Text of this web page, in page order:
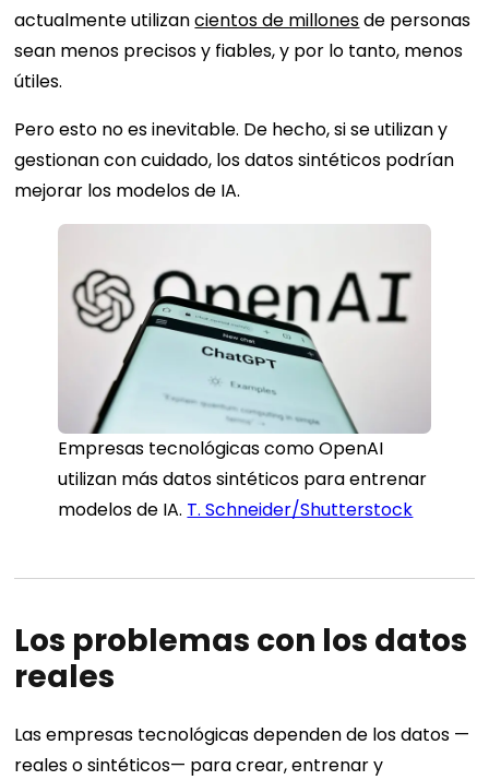
actualmente utilizancientos de millonesde personas
sean menos precisos y fiables, y por lo tanto, menos
útiles.
Pero esto no es inevitable. De hecho, si se utilizan y
gestionan con cuidado, los datos sintéticos podrían
mejorar los modelos de IA.
Empresas tecnológicas como OpenAI
utilizan más datos sintéticos para entrenar
modelos de IA. T. Schneider/Shutterstock
Los problemas con los datos
reales
Las empresas tecnológicas dependen de los datos —
reales o sintéticos— para crear, entrenar y